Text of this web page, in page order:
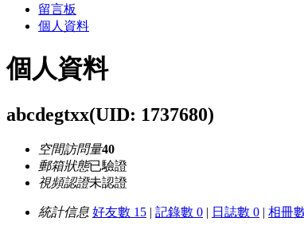
留言板
個人資料
個人資料
abcdegtxx(UID: 1737680)
空間訪問量40
郵箱狀態已驗證
視頻認證未認證
統計信息 好友數 15 | 記錄數 0 | 日誌數 0 | 相冊